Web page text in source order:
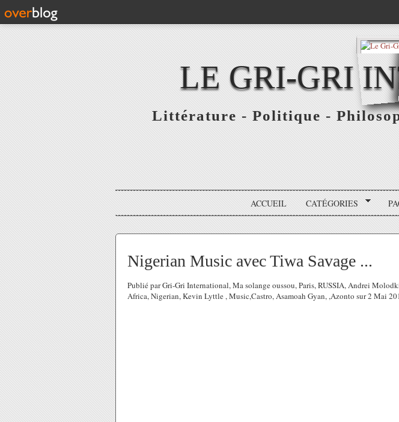
LE GRI-GRI
Littérature - Politique -
ACCUEIL CATÉGORIES
Nigerian Music avec Tiwa Savage ...
Publié par Gri-Gri International, Ma solange oussou, Paris, RUSSIA, Andrei
Africa, Nigerian, Kevin Lyttle , Music,Castro, Asamoah Gyan, ,Azonto sur 2 Mai